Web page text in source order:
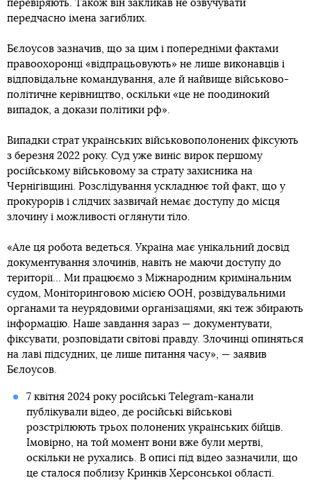
перевіряють. Також він закликав не озвучувати
передчасно імена загиблих.
Бєлоусов зазначив, що за цим і попередніми фактами
правоохоронці «відпрацьовують» не лише виконавців і
відповідальне командування, але й найвище військово-
політичне керівництво, оскільки «це не поодинокий
випадок, а докази політики рф».
Випадки страт українських військовополонених фіксують
з березня 2022 року. Суд уже виніс вирок першому
російському військовому за страту захисника на
Чернігівщині. Розслідування ускладнює той факт, що у
прокурорів і слідчих зазвичай немає доступу до місця
злочину і можливості оглянути тіло.
«Але ця робота ведеться. Україна має унікальний досвід
документування злочинів, навіть не маючи доступу до
території… Ми працюємо з Міжнародним кримінальним
судом, Моніторинговою місією ООН, розвідувальними
органами та неурядовими організаціями, які теж збирають
інформацію. Наше завдання зараз — документувати,
фіксувати, розповідати світові правду. Злочинці опиняться
на лаві підсудних, це лише питання часу», — заявив
Бєлоусов.
7 квітня 2024 року російські Telegram-канали
публікували відео, де російські військові
розстрілюють трьох полонених українських бійців.
Імовірно, на той момент вони вже були мертві,
оскільки не рухались. В описі під відео зазначили, що
це сталося поблизу Кринків Херсонської області.